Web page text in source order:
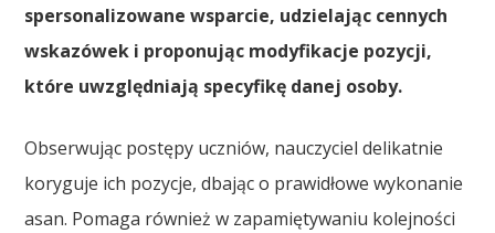
spersonalizowane wsparcie, udzielając cennych
wskazówek i proponując modyfikacje pozycji,
które uwzględniają specyfikę danej osoby.
Obserwując postępy uczniów, nauczyciel delikatnie
koryguje ich pozycje, dbając o prawidłowe wykonanie
asan. Pomaga również w zapamiętywaniu kolejności